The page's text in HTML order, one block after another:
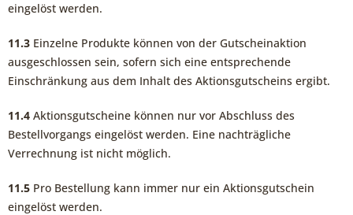
eingelöst werden.
11.3 Einzelne Produkte können von der Gutscheinaktion
ausgeschlossen sein, sofern sich eine entsprechende
Einschränkung aus dem Inhalt des Aktionsgutscheins ergibt.
11.4 Aktionsgutscheine können nur vor Abschluss des
Bestellvorgangs eingelöst werden. Eine nachträgliche
Verrechnung ist nicht möglich.
11.5 Pro Bestellung kann immer nur ein Aktionsgutschein
eingelöst werden.